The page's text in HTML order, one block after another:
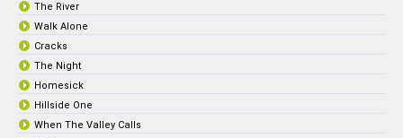
The River
Walk Alone
Cracks
The Night
Homesick
Hillside One
When The Valley Calls